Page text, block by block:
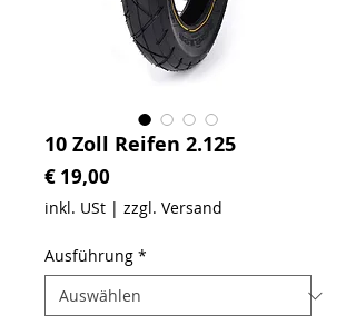
10 Zoll Reifen 2.125
€ 19,00
inkl. USt | zzgl. Versand
Ausführung *